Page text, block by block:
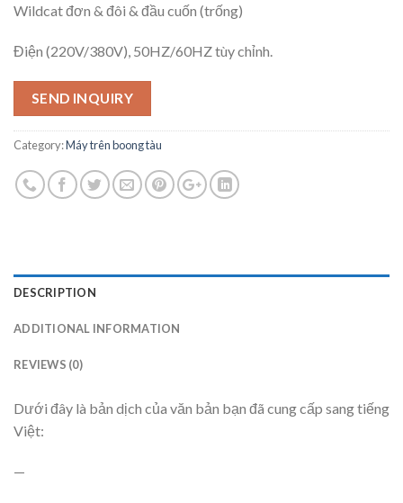
Wildcat đơn & đôi & đầu cuốn (trống)
Điện (220V/380V), 50HZ/60HZ tùy chỉnh.
SEND INQUIRY
Category:Máy trên boong tàu
DESCRIPTION
ADDITIONAL INFORMATION
REVIEWS (0)
Dưới đây là bản dịch của văn bản bạn đã cung cấp sang tiếng
Việt:
—